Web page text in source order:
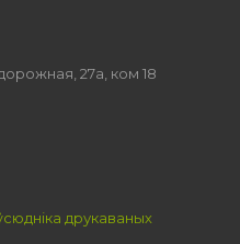
27а, ком 18
друкаваных